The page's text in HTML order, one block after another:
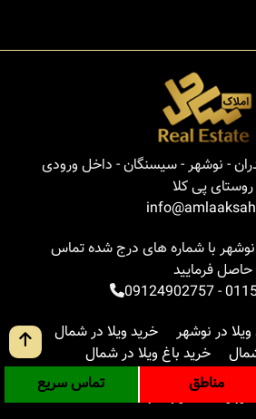
- نوشهر - سیسنگان - داخل ورودی
روستای پی کلا
با شماره های درج شده تماس
حاصل فرمایید
-
09124902757
در نوشهر
خرید ویلا در شمال
خرید باغ ویلا در شمال
مناطق
جستجوی پیشرفته
درباره ما ارتباط با ما
مناطق تماس سریع